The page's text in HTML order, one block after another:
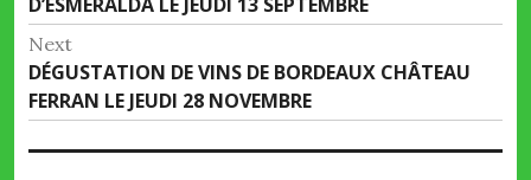
Next
Next
post:
DÉGUSTATION DE VINS DE BORDEAUX CHÂTEAU
FERRAN LE JEUDI 28 NOVEMBRE